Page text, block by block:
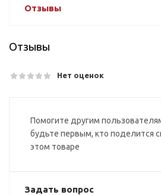
Отзывы
Отзывы
Нет оценок
Помогите другим
будьте первым, кто поделится
этом товаре
Задать вопрос